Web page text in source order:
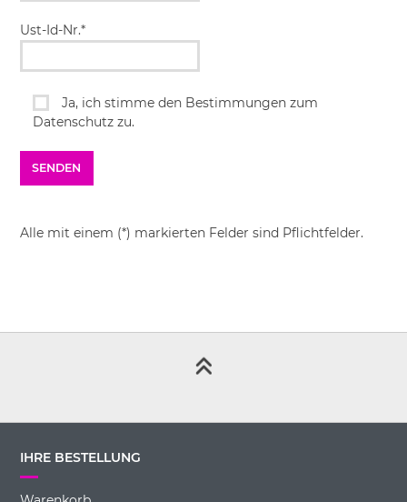
Ust-Id-Nr.*
Ja, ich stimme den Bestimmungen zum
Datenschutz zu.
Alle mit einem (*) markierten Felder sind Pflichtfelder.
IHRE BESTELLUNG